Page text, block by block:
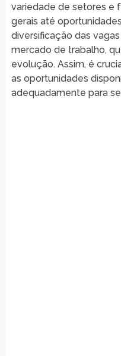
variedade de setores e
gerais até
diversificação das
mercado de trabalho,
evolução. Assim, é
as oportunidades
adequadamente para